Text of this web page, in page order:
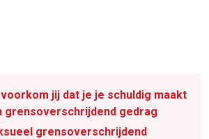
jij dat je je schuldig maakt
grensoverschrijdend gedrag
grensoverschrijdend